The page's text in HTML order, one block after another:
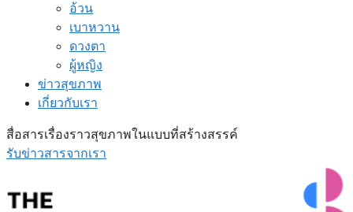
อ้วน
เบาหวาน
ดวงตา
ผู้หญิง
ข่าวสุขภาพ
เกี่ยวกับเรา
สื่อสารเรื่องราวสุขภาพในแบบที่สร้างสรรค์
รับข่าวสารจากเรา